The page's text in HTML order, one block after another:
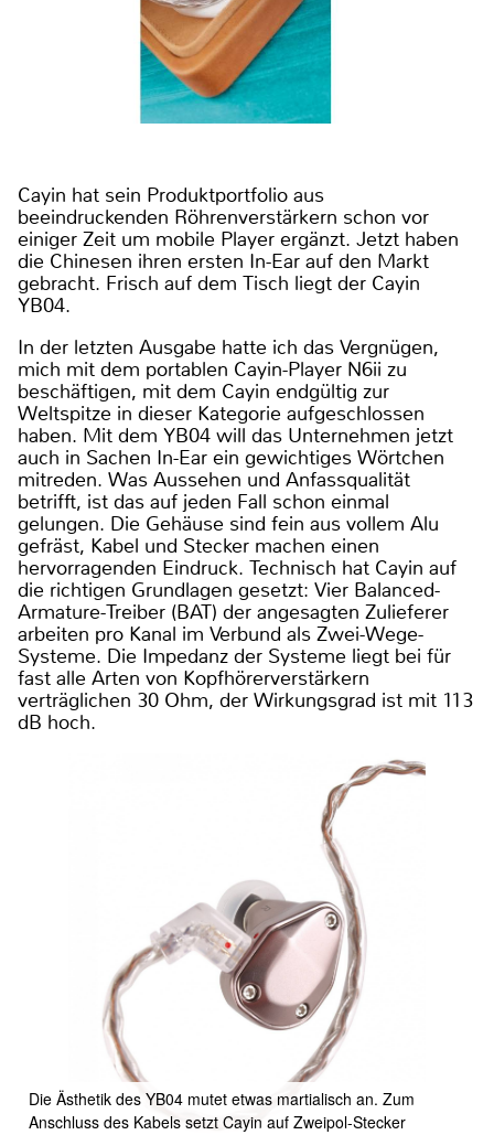
Cayin hat sein Produktportfolio aus
beeindruckenden Röhrenverstärkern schon vor
einiger Zeit um mobile Player ergänzt. Jetzt haben
die Chinesen ihren ersten In-Ear auf den Markt
gebracht. Frisch auf dem Tisch liegt der Cayin
YB04.
In der letzten Ausgabe hatte ich das Vergnügen,
mich mit dem portablen Cayin-Player N6ii zu
beschäftigen, mit dem Cayin endgültig zur
Weltspitze in dieser Kategorie aufgeschlossen
haben. Mit dem YB04 will das Unternehmen jetzt
auch in Sachen In-Ear ein gewichtiges Wörtchen
mitreden. Was Aussehen und Anfassqualität
betrifft, ist das auf jeden Fall schon einmal
gelungen. Die Gehäuse sind fein aus vollem Alu
gefräst, Kabel und Stecker machen einen
hervorragenden Eindruck. Technisch hat Cayin auf
die richtigen Grundlagen gesetzt: Vier Balanced-
Armature-Treiber (BAT) der angesagten Zulieferer
arbeiten pro Kanal im Verbund als Zwei-Wege-
Systeme. Die Impedanz der Systeme liegt bei für
fast alle Arten von Kopfhörerverstärkern
verträglichen 30 Ohm, der Wirkungsgrad ist mit 113
dB hoch.
Die Ästhetik des YB04 mutet etwas martialisch an. Zum
Anschluss des Kabels setzt Cayin auf Zweipol-Stecker